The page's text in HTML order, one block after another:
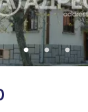
за да активирате
с вас!